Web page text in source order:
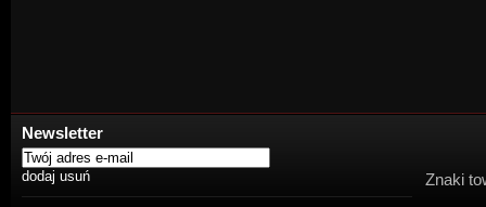
Newsletter
Znaki